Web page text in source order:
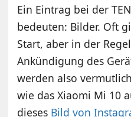
Ein Eintrag bei der
bedeuten: Bilder. Oft
Start, aber in der
Ankündigung des
werden also
wie das Xiaomi Mi 10
dieses Bild von